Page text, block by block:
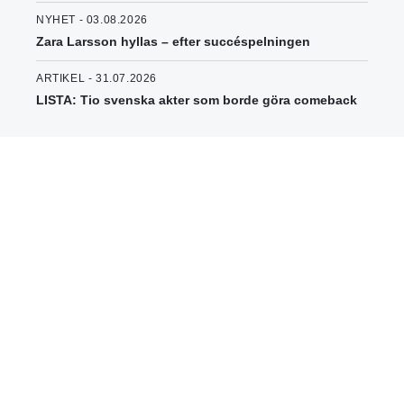
NYHET - 03.08.2026
Zara Larsson hyllas – efter succéspelningen
ARTIKEL - 31.07.2026
LISTA: Tio svenska akter som borde göra comeback